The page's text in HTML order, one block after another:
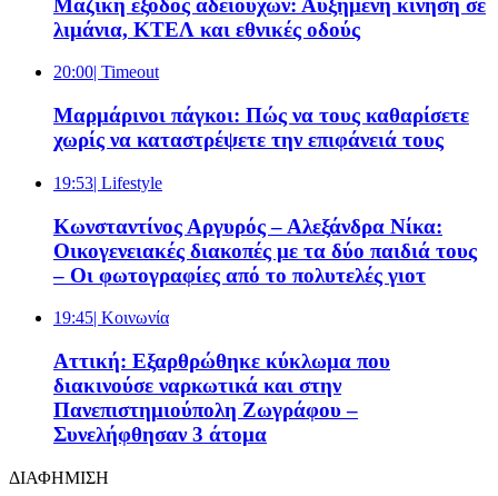
Μαζική έξοδος αδειούχων: Αυξημένη κίνηση σε
λιμάνια, ΚΤΕΛ και εθνικές οδούς
20:00| Timeout
Μαρμάρινοι πάγκοι: Πώς να τους καθαρίσετε
χωρίς να καταστρέψετε την επιφάνειά τους
19:53| Lifestyle
Κωνσταντίνος Αργυρός – Αλεξάνδρα Νίκα:
Οικογενειακές διακοπές με τα δύο παιδιά τους
– Οι φωτογραφίες από το πολυτελές γιοτ
19:45| Κοινωνία
Αττική: Εξαρθρώθηκε κύκλωμα που
διακινούσε ναρκωτικά και στην
Πανεπιστημιούπολη Ζωγράφου –
Συνελήφθησαν 3 άτομα
ΔΙΑΦΗΜΙΣΗ